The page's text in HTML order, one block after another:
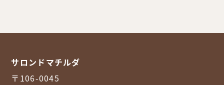
サロンドマチルダ
〒106-0045